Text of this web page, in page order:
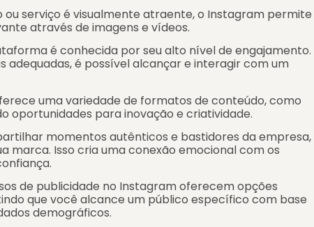
ou serviço é visualmente atraente, o Instagram permite
através de imagens e vídeos.
é conhecida por seu alto nível de engajamento.
adequadas, é possível alcançar e interagir com um
uma variedade de formatos de conteúdo, como
oportunidades para inovação e criatividade.
momentos autênticos e bastidores da empresa,
marca. Isso cria uma conexão emocional com os
de publicidade no Instagram oferecem opções
que você alcance um público específico com base
demográficos.